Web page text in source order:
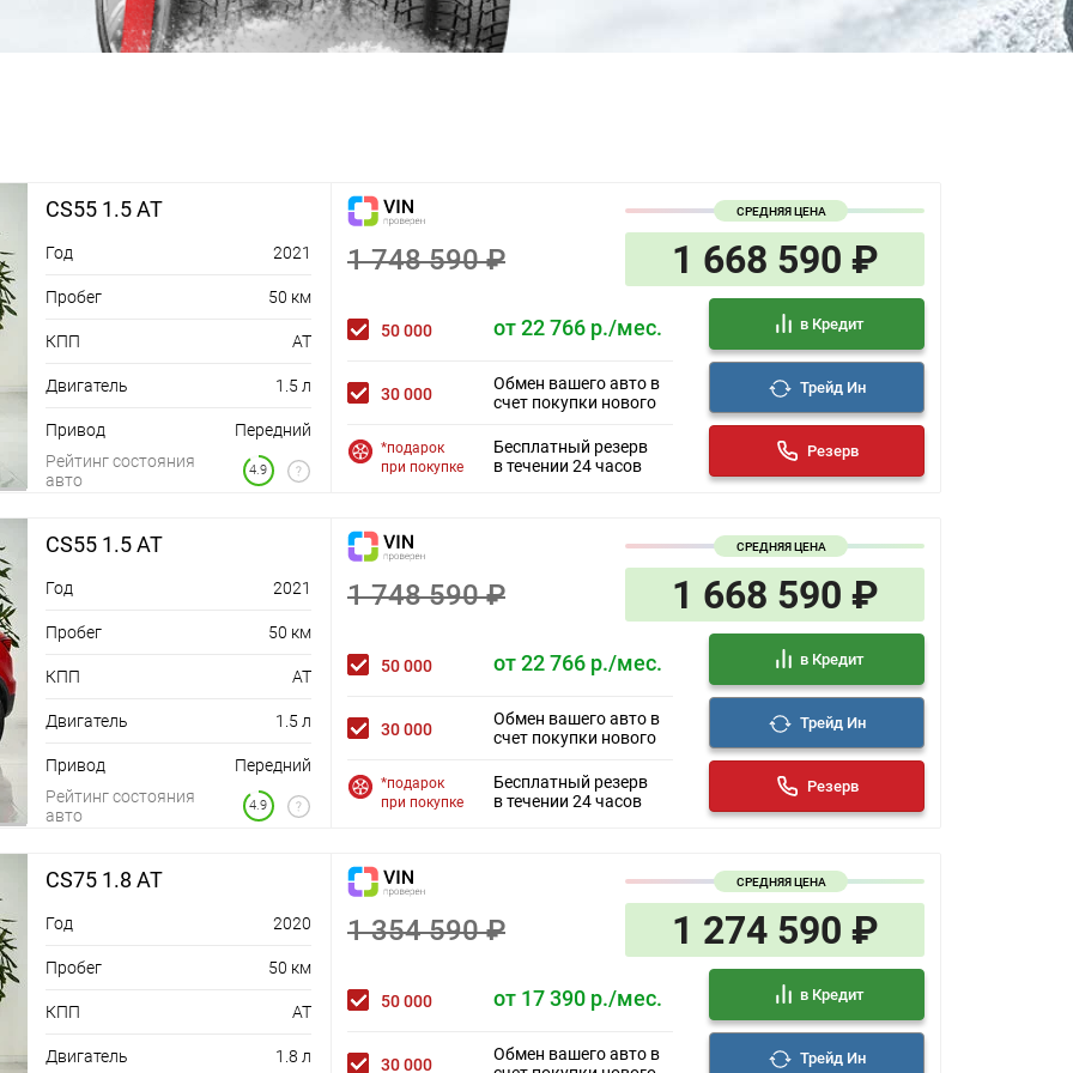
CS55 1.5 AT
Год 2021
Пробег 50 км
КПП AT
Двигатель 1.5 л
Привод
Передний
Рейтинг состояния
авто
4.9
СРЕДНЯЯ ЦЕНА
1 748 590 ₽ 1 668 590 ₽
50 000 от 22 766 р./мес. в Кредит
30 000
Обмен вашего авто в
счет покупки нового
Трейд Ин
*подарок
при покупке
Бесплатный резерв
в течении 24 часов
Резерв
CS55 1.5 AT
Год 2021
Пробег 50 км
КПП AT
Двигатель 1.5 л
Привод
Передний
Рейтинг состояния
авто
4.9
СРЕДНЯЯ ЦЕНА
1 748 590 ₽ 1 668 590 ₽
50 000 от 22 766 р./мес. в Кредит
30 000
Обмен вашего авто в
счет покупки нового
Трейд Ин
*подарок
при покупке
Бесплатный резерв
в течении 24 часов
Резерв
CS75 1.8 AT
Год 2020
Пробег 50 км
КПП AT
Двигатель 1.8 л
СРЕДНЯЯ ЦЕНА
1 354 590 ₽ 1 274 590 ₽
50 000 от 17 390 р./мес. в Кредит
30 000
Обмен вашего авто в
Трейд Ин